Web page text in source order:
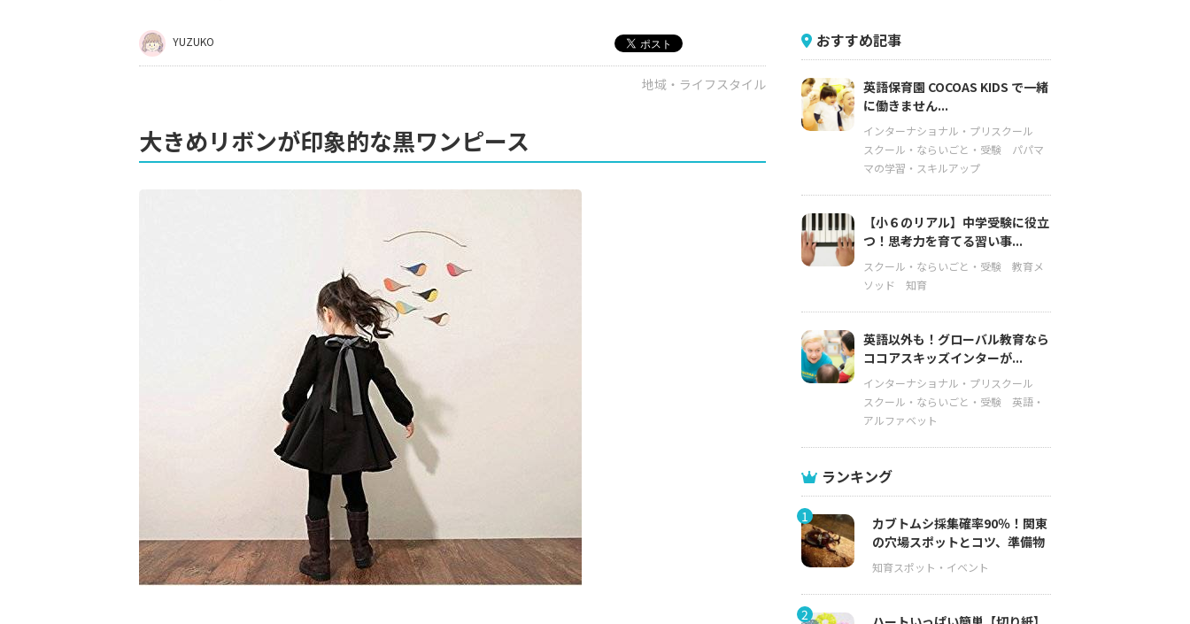
YUZUKO
地域・ライフスタイル
大きめリボンが印象的な黒ワンピース
おすすめ記事
英語保育園 COCOAS KIDS で一緒
に働きません...
インターナショナル・プリスクール
スクール・ならいごと・受験
パパマ
マの学習・スキルアップ
【小６のリアル】中学受験に役立
つ！思考力を育てる習い事...
スクール・ならいごと・受験
教育メ
ソッド
知育
英語以外も！グローバル教育なら
ココアスキッズインターが...
インターナショナル・プリスクール
スクール・ならいごと・受験
英語・
アルファベット
ランキング
1
カブトムシ採集確率90％！関東
の穴場スポットとコツ、準備物
2